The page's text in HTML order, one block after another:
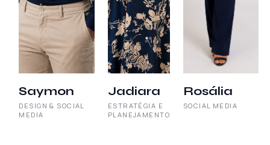
Saymon
DESIGN & SOCIAL
MEDIA
Jadiara
ESTRATÉGIA E
PLANEJAMENTO
Rosália
SOCIAL MEDIA